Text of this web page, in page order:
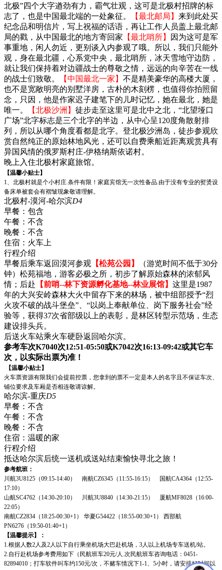
北极”四个大字遒劲有力，霸气壮观，这可是北极村招牌的标
志了，也是中国最北端的一处象征。
【最北邮局】 来到此处买
纪念品和明信片，写上祝福的话语，再让工作人员盖上最北邮
局的戳，从中国最北的地方寄回家 【最北哨所】
因为这可是军
事重地，闲人勿近，更别谈入内参观了哦。所以，我们只能外
观，身在最北疆，心系党中央，最北哨所，冰天雪地守边防，
就让我们保持着对边疆战士的尊敬之情，远远的向辛苦在一线
的战士们致敬。
【中国最北一家】 不是精美豪华的高楼大厦，
也不是宽敞明亮的别墅洋房，古朴的木刻楞，也值得你拍照留
念，只因，他是作家迟子建笔下的儿时记忆，她在最北，她是
唯一。
【北极沙洲】 徒步走至这里可是北中之北，“北望垭口
广场”北字标志是三个北字的半边，从中心呈120度角散射排
列，所以从哪个角度看都是北字。登北极沙洲岛，徒步参观欣
赏自然纯正的原始林地风光，还可以自费乘船近距离观赏具有
异国风情的俄罗斯村庄-伊格纳斯依诺村。
晚上入住北极村家庭旅馆。
【温馨小贴士】
1、北极村就是个小村庄.条件有限！家庭宾馆无一次性备品.由于没有专业的熨烫设
备床单被套会有褶皱现象敬请理解。
北极村-漠河-哈尔滨D4
早餐： 包含
午餐： 不含
晚餐： 不含
住宿： 火车上
行程介绍
早餐后乘车返回漠河参观 【松苑公园】
（游览时间不低于30分
钟）松苑福地，游客必极之所，初步了解原始森林的浓郁风
情；后赴
【前哨--林下资源孵化基地--林业展馆】 这里是1987
年的大兴安岭森林大火中留存下来的林场，被中组部授予“烈
火攻不破的战斗堡垒”、“以岗上奉献单位、岗下服务社会”经
验等，获得37次省部级以上的表彰，是林区转型示范场，生态
建设排头兵。
后送火车站乘火车硬卧返回哈尔滨。
参考车次K7040次12:51-05:50或K7042次16:13-09:42或其它车
次，以实际出票为准！
【温馨小贴士】
火车票资源有限我们会提前控票，您拿到的票不一定是本人的名字且不保证车次、
铺位要求及车厢是否相连敬请谅解。
哈尔滨-重庆D5
早餐： 不含
午餐： 不含
晚餐： 不含
住宿： 温暖的家
行程介绍
抵达哈尔滨后统一送机或送站结束愉快寻北之旅！
参考航班：
川航3U8125（09:15-14:40） 南航CZ6345（11:55-16:15） 国航CA4364（12:55-
17:10）
山航SC4762（14:30-20:10） 川航3U8840（14:30-21:15） 厦航MF8028（16:00-
22:05）
南航CZ2834（18:25-00:30+1） 华夏G54422（18:55-00:30+1） 西部航
PN6276（19:50-01:40+1）
【温馨提示】：
1.根据人数2人及2人以下自行乘坐机场大巴赴机场，3人以上机场专车送机/站。
2.自行赴机场参考费用如下（民航班车20元/人.次民航班车咨询电话：0451-
82894010；打车软件叫车约150元/次，不赌车情况下1-1、5小时，请安排好时间以